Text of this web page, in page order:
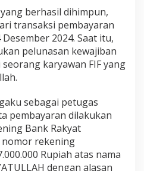
berhasil dihimpun,
transaksi pembayaran
2024. Saat itu,
pelunasan kewajiban
karyawan FIF yang
sebagai petugas
pembayaran dilakukan
Bank Rakyat
nomor rekening
Rupiah atas nama
dengan alasan